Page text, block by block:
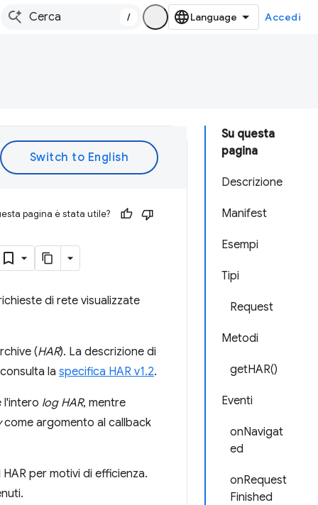
/ Accedi
Su questa
pagina
Descrizione
Manifest
Esempi
Tipi
Request
Metodi
getHAR()
Eventi
onNavigat
ed
onRequest
Finished
pagina è stata utile?
di rete visualizzate
(HAR). La descrizione di
la specifica HAR v1.2.
l'intero log HAR, mentre
come argomento al callback
per motivi di efficienza.